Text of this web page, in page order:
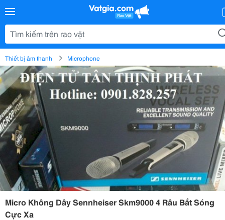
Thiết bị âm thanh Microphone
Micro Không Dây Sennheiser Skm9000 4 Râu Bắt Sóng
Cực Xa